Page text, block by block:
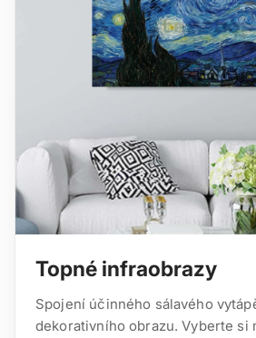
Topné infraobrazy
Spojení účinného sálavého
dekorativního obrazu. Vyberte si